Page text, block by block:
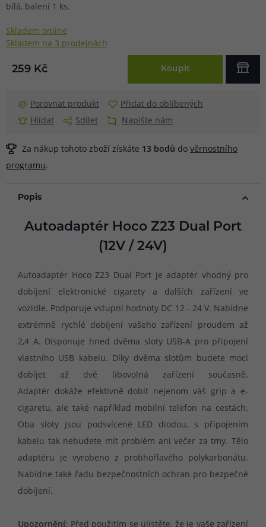
bílá, balení 1 ks.
Skladem online
Skladem na 3 prodejnách
259 Kč Koupit
Porovnat produkt
Přidat do oblíbených
Hlídat
Sdílet Napište nám
Za nákup tohoto zboží získáte 13 bodů do věrnostního
programu.
Popis
Autoadaptér Hoco Z23 Dual Port
(12V / 24V)
Autoadaptér Hoco Z23 Dual Port je adaptér vhodný pro
dobíjení elektronické cigarety a dalších zařízení ve
vozidle. Podporuje vstupní hodnoty DC 12 - 24 V. Nabídne
extrémně rychlé dobíjení vašeho zařízení proudem až
2,4 A. Disponuje hned dvěma sloty USB-A pro připojení
vlastního USB kabelu. Díky dvěma slotům budete moci
dobíjet až dvě libovolná zařízení současně.
Adaptér dokáže efektivně dobít nejenom váš grip a e-
cigaretu, ale také například mobilní telefon na cestách.
Oba sloty jsou podsvícené LED diodou, s připojením
kabelu tak nebudete mít problém ani večer za tmy. Tělo
adaptéru je vyrobeno z protihořlavého polykarbonátu.
Nabídne také řadu bezpečnostních ochran pro bezpečné
dobíjení.
Upozornění: Před použitím se ujistěte, že je vaše zařízení